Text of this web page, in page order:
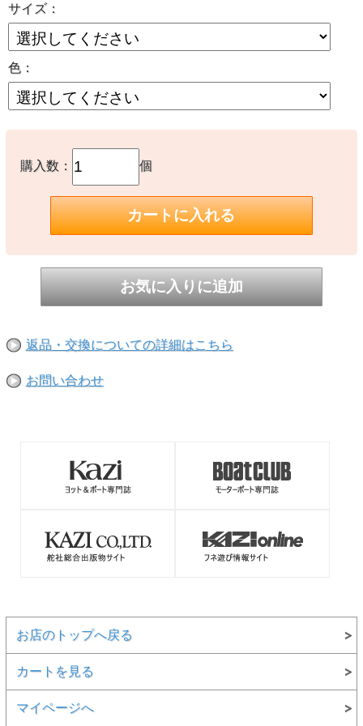
サイズ：
色：
購入数： 個
返品・交換についての詳細はこちら
お問い合わせ
お店のトップへ戻る
カートを見る
マイページへ